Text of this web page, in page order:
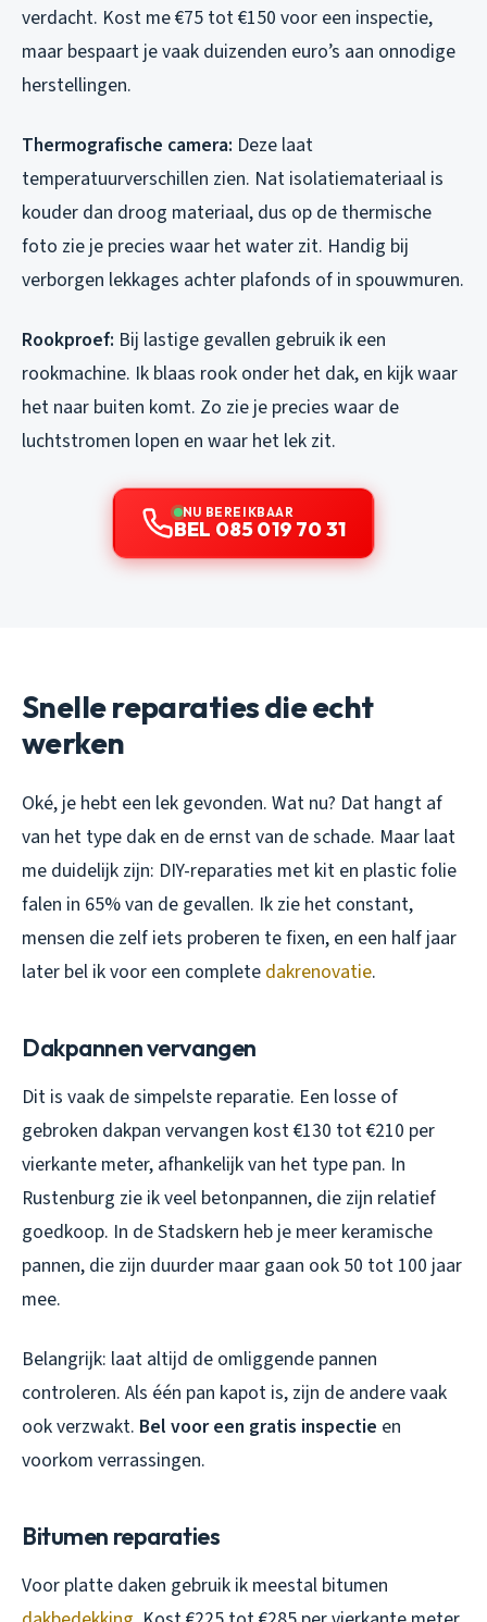
verdacht. Kost me €75 tot €150 voor een inspectie,
maar bespaart je vaak duizenden euro’s aan onnodige
herstellingen.
Thermografische camera: Deze laat
temperatuurverschillen zien. Nat isolatiemateriaal is
kouder dan droog materiaal, dus op de thermische
foto zie je precies waar het water zit. Handig bij
verborgen lekkages achter plafonds of in spouwmuren.
Rookproef: Bij lastige gevallen gebruik ik een
rookmachine. Ik blaas rook onder het dak, en kijk waar
het naar buiten komt. Zo zie je precies waar de
luchtstromen lopen en waar het lek zit.
NU BEREIKBAAR
BEL 085 019 70 31
Snelle reparaties die echt
werken
Oké, je hebt een lek gevonden. Wat nu? Dat hangt af
van het type dak en de ernst van de schade. Maar laat
me duidelijk zijn: DIY-reparaties met kit en plastic folie
falen in 65% van de gevallen. Ik zie het constant,
mensen die zelf iets proberen te fixen, en een half jaar
later bel ik voor een complete dakrenovatie.
Dakpannen vervangen
Dit is vaak de simpelste reparatie. Een losse of
gebroken dakpan vervangen kost €130 tot €210 per
vierkante meter, afhankelijk van het type pan. In
Rustenburg zie ik veel betonpannen, die zijn relatief
goedkoop. In de Stadskern heb je meer keramische
pannen, die zijn duurder maar gaan ook 50 tot 100 jaar
mee.
Belangrijk: laat altijd de omliggende pannen
controleren. Als één pan kapot is, zijn de andere vaak
ook verzwakt. Bel voor een gratis inspectie en
voorkom verrassingen.
Bitumen reparaties
Voor platte daken gebruik ik meestal bitumen